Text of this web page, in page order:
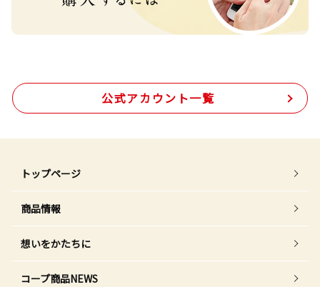
公式アカウント一覧
トップページ
商品情報
想いをかたちに
コープ商品NEWS